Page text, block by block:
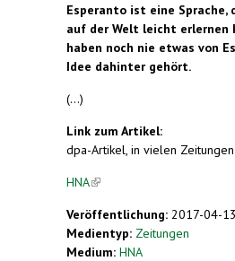
Esperanto ist eine Sprache,
auf der Welt leicht erlernen
haben noch nie etwas von
Idee dahinter gehört.
(...)
Link zum Artikel:
dpa-Artikel, in vielen
HNA(link is external)
Veröffentlichung: 2017-04-13
Medientyp: Zeitungen
Medium: HNA